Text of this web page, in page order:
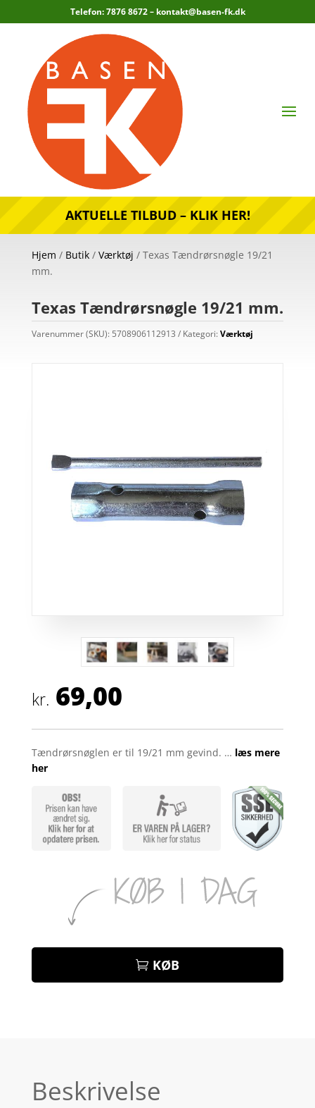
Telefon: 7876 8672 – kontakt@basen-fk.dk
AKTUELLE TILBUD – KLIK HER!
Hjem / Butik/ Værktøj / Texas Tændrørsnøgle 19/21
mm.
Texas Tændrørsnøgle 19/21 mm.
Varenummer (SKU): 5708906112913 Kategori: Værktøj
kr. 69,00
Tændrørsnøglen er til 19/21 mm gevind. … læs mere
her
KØB
Beskrivelse